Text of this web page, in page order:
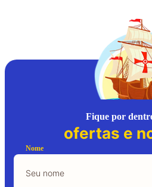
Fique por
ofertas e
Nome